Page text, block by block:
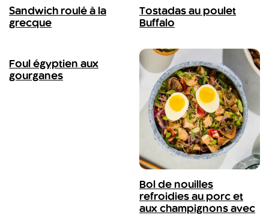
Sandwich roulé à la
grecque
Tostadas au poulet
Buffalo
Foul égyptien aux
gourganes
Bol de nouilles
refroidies au porc et
aux champignons avec